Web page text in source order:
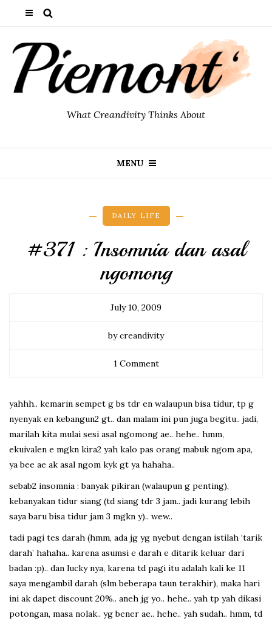
What Creandivity Thinks About
MENU
DAILY LIFE
#371 : Insomnia dan asal
ngomong
July 10, 2009
by creandivity
1 Comment
yahhh.. kemarin sempet g bs tdr en walaupun bisa tidur, tp g
nyenyak en kebangun2 gt.. dan malam ini pun juga begitu.. jadi,
marilah kita mulai sesi asal ngomong ae.. hehe.. hmm,
ekuivalen e mgkn kira2 yah kalo pas orang mabuk ngom apa,
ya bee ae ak asal ngom kyk gt ya hahaha..
sebab2 insomnia : banyak pikiran (walaupun g penting),
kebanyakan tidur siang (td siang tdr 3 jam.. jadi kurang lebih
saya baru bisa tidur jam 3 mgkn y).. wew..
tadi pagi tes darah (hmm, ada jg yg nyebut dengan istilah ‘tarik
darah’ hahaha.. karena asumsi e darah e ditarik keluar dari
badan :p).. dan lucky nya, karena td pagi itu adalah kali ke 11
saya mengambil darah (slm beberapa taun terakhir), maka hari
ini ak dapet discount 20%.. aneh jg yo.. hehe.. yah tp yah dikasi
potongan, masa nolak.. yg bener ae.. hehe.. yah sudah.. hmm, td